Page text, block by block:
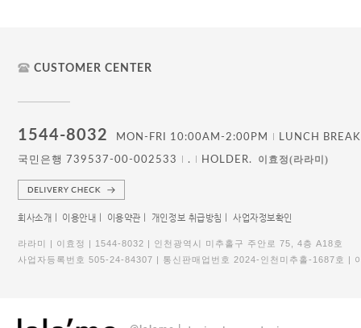
CUSTOMER CENTER
1544-8032 MON-FRI 10:00AM-2:00PM LUNCH
국민은행 739537-00-002533 . HOLDER. 이효정(라라미)
회사소개 | 이용안내 | 이용약관 | 개인정보 취급방침 | 사업자정보확인
라라미 | 이효정 | 1544-8032 | 인천광역시 미추홀구 주안로 75, 4층 A18호
사업자등록번호 505-24-84307 | 통신판매업번호 2024-인천미추홀-1687호 |